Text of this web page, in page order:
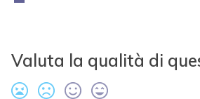
Valuta la qualità di